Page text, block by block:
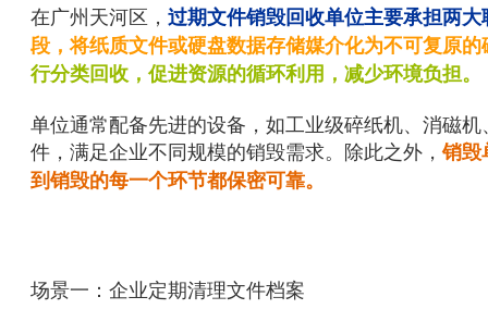
在广州天河区， 过期文件销毁回收单位主要承担两
段，将纸质文件或硬盘数据存储媒介化为不可复原
行分类回收，促进资源的循环利用，减少环境负担。
单位通常配备先进的设备，如工业级碎纸机、消磁
件，满足企业不同规模的销毁需求。除此之外，销毁
到销毁的每一个环节都保密可靠。
场景一：企业定期清理文件档案